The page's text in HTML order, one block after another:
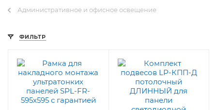
Административное и офисное освещение
ФИЛЬТР